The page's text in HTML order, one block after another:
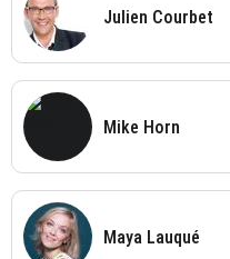
Julien Courbet
Mike Horn
Maya Lauqué